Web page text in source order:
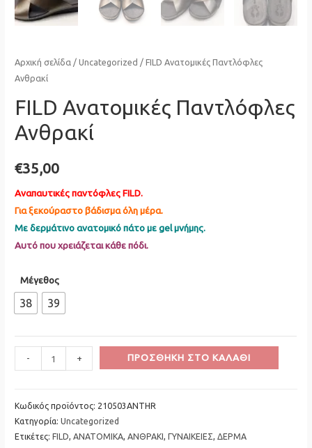
Αρχική σελίδα /Uncategorized / FILD Ανατομικές Παντλόφλες
Ανθρακί
FILD Ανατομικές Παντλόφλες
Ανθρακί
€35,00
Αναπαυτικές παντόφλες FILD.
Για ξεκούραστο βάδισμα όλη μέρα.
Με δερμάτινο ανατομικό πάτο με gel μνήμης.
Αυτό που χρειάζεται κάθε πόδι.
Μέγεθος
38 39
Quantity
-
Ανατομικές
Ανθρακί
ποσότητα
Quantity
+ ΠΡΟΣΘΉΚΗ ΣΤΟ ΚΑΛΆΘΙ
Κωδικός προϊόντος: 210503ANTHR
Κατηγορία:Uncategorized
Ετικέτες:FILD,ΑΝΑΤΟΜΙΚΑ,ΑΝΘΡΑΚΙ,ΓΥΝΑΙΚΕΙΕΣ,ΔΕΡΜΑ